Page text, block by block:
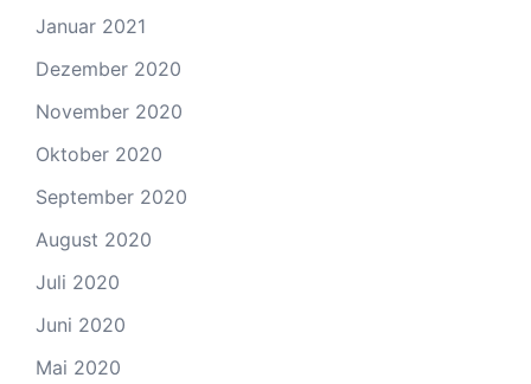
Januar 2021
Dezember 2020
November 2020
Oktober 2020
September 2020
August 2020
Juli 2020
Juni 2020
Mai 2020